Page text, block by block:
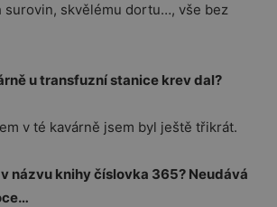
surovin, skvělému dortu…, vše bez
u transfuzní stanice krev dal?
v té kavárně jsem byl ještě třikrát.
názvu knihy číslovka 365? Neudává